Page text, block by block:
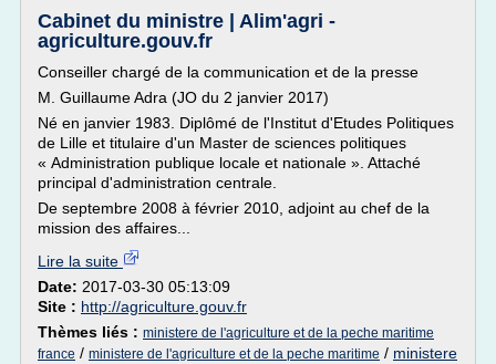
Cabinet du ministre | Alim'agri -
agriculture.gouv.fr
Conseiller chargé de la communication et de la presse
M. Guillaume Adra (JO du 2 janvier 2017)
Né en janvier 1983. Diplômé de l'Institut d'Etudes Politiques
de Lille et titulaire d'un Master de sciences politiques
« Administration publique locale et nationale ». Attaché
principal d'administration centrale.
De septembre 2008 à février 2010, adjoint au chef de la
mission des affaires...
Lire la suite
Date: 2017-03-30 05:13:09
Site : http://agriculture.gouv.fr
Thèmes liés : ministere de l'agriculture et de la peche maritime
france / ministere de l'agriculture et de la peche maritime / ministere